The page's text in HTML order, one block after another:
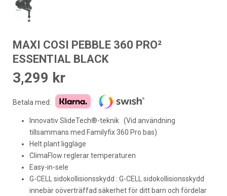
MAXI COSI PEBBLE 360 PRO²
ESSENTIAL BLACK
3,299 kr
Betala med:
Innovativ SlideTech®-teknik (Vid användning
tillsammans med Familyfix 360 Pro bas)
Helt plant liggläge
ClimaFlow reglerar temperaturen
Easy-in-sele
G-CELL sidokollisionsskydd : G-CELL sidokollisionsskydd
innebär oöverträffad säkerhet för ditt barn och fördelar